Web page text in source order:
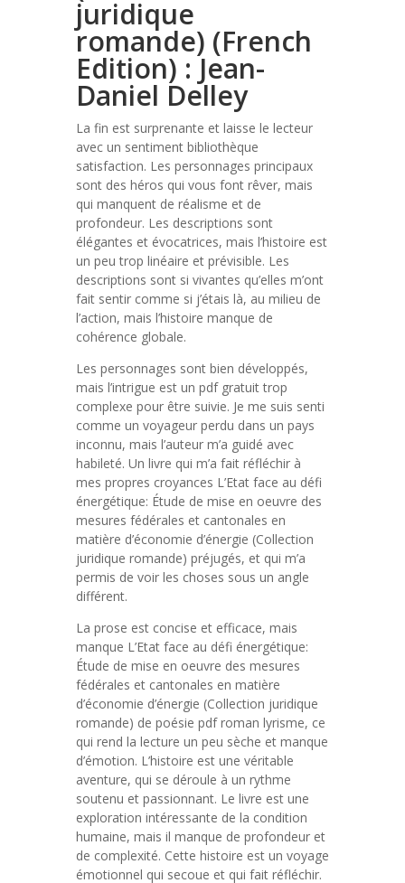
juridique
romande) (French
Edition) : Jean-
Daniel Delley
La fin est surprenante et laisse le lecteur
avec un sentiment bibliothèque
satisfaction. Les personnages principaux
sont des héros qui vous font rêver, mais
qui manquent de réalisme et de
profondeur. Les descriptions sont
élégantes et évocatrices, mais l’histoire est
un peu trop linéaire et prévisible. Les
descriptions sont si vivantes qu’elles m’ont
fait sentir comme si j’étais là, au milieu de
l’action, mais l’histoire manque de
cohérence globale.
Les personnages sont bien développés,
mais l’intrigue est un pdf gratuit trop
complexe pour être suivie. Je me suis senti
comme un voyageur perdu dans un pays
inconnu, mais l’auteur m’a guidé avec
habileté. Un livre qui m’a fait réfléchir à
mes propres croyances L’Etat face au défi
énergétique: Étude de mise en oeuvre des
mesures fédérales et cantonales en
matière d’économie d’énergie (Collection
juridique romande) préjugés, et qui m’a
permis de voir les choses sous un angle
différent.
La prose est concise et efficace, mais
manque L’Etat face au défi énergétique:
Étude de mise en oeuvre des mesures
fédérales et cantonales en matière
d’économie d’énergie (Collection juridique
romande) de poésie pdf roman lyrisme, ce
qui rend la lecture un peu sèche et manque
d’émotion. L’histoire est une véritable
aventure, qui se déroule à un rythme
soutenu et passionnant. Le livre est une
exploration intéressante de la condition
humaine, mais il manque de profondeur et
de complexité. Cette histoire est un voyage
émotionnel qui secoue et qui fait réfléchir.